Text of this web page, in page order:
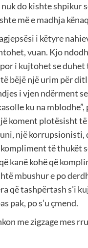
do kishte shpikur
më e madhja
i këtyre
vuan. Kjo
i kujtohet se duhet
bëjë një urim për
i vjen ndërment se
ku na mblodhe”,
koment plotësisht
një korrupsionisti,
të thukët
kanë kohë që
mbushur e po
që tashpërtash s’i
pak, po s’u çmend.
me zigzage mes